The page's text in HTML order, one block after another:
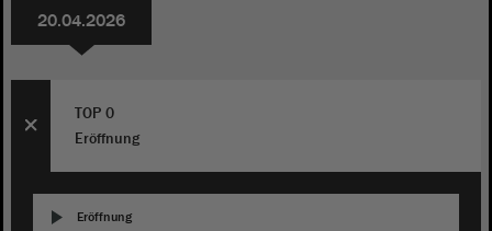
20.04.2026
TOP 0
Eröffnung
Eröffnung